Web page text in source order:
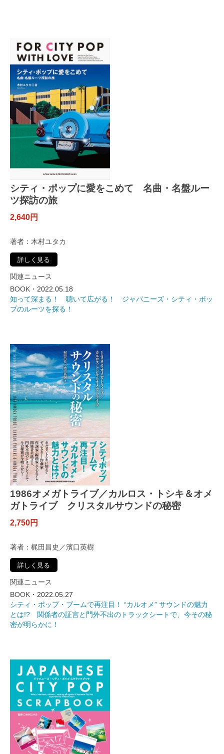
シティ・ポップに愛をこめて 名曲・名盤ルー
ツ探訪の旅
2,640円
著者：木村ユタカ
詳しく見る
関連ニュース
BOOK・ 2022.05.18
知って深まる！ 聴いて広がる！ ジャパニーズ・シティ・ポッ
プのルーツを探る！
1986オメガトライブ／カルロス・トシキ＆オメ
ガトライブ クリスタルサウンドの秘密
2,750円
著者：梶田昌史／濱口英樹
詳しく見る
関連ニュース
BOOK・ 2022.05.27
シティ・ポップ・ブームで再注目！ “カルオメ” サウンドの魅力
とは!? 関係者の証言と門外不出のトラックシートで、今その秘
密が明らかに！